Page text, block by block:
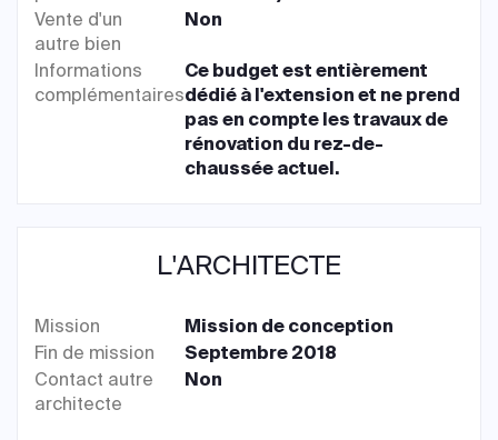
Vente d'un
autre bien
Non
Informations
complémentaires
Ce budget est entièrement
dédié à l'extension et ne prend
pas en compte les travaux de
rénovation du rez-de-
chaussée actuel.
L'ARCHITECTE
Mission
Mission de conception
Fin de mission
Septembre 2018
Contact autre
architecte
Non